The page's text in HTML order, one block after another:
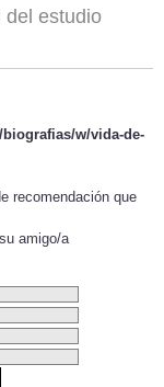
del estudio
w/vida-de-
recomendación que
amigo/a